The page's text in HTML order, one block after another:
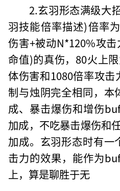
2.玄羽形态满级大
羽技能倍率描述)倍率
伤害+被动N*120%攻
命值)的真伤，80火上
体伤害和1080倍率攻
制与烛阴完全相同，本
成、暴击爆伤和增伤
加成，不吃暴击爆伤和
加成。玄羽形态时有一
击力的效果，能作为
上，算是聊胜于无